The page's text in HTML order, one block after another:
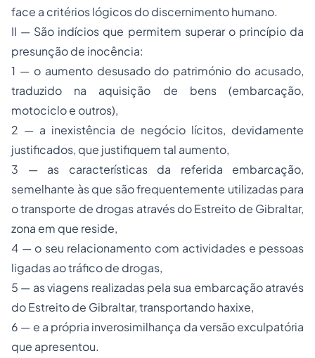
face a critérios lógicos do discernimento humano.
II — São indícios que permitem superar o princípio da
presunção de inocência:
1 — o aumento desusado do património do acusado,
traduzido na aquisição de bens (embarcação,
motociclo e outros),
2 — a inexistência de negócio lícitos, devidamente
justificados, que justifiquem tal aumento,
3 — as características da referida embarcação,
semelhante às que são frequentemente utilizadas para
o transporte de drogas através do Estreito de Gibraltar,
zona em que reside,
4 — o seu relacionamento com actividades e pessoas
ligadas ao tráfico de drogas,
5 — as viagens realizadas pela sua embarcação através
do Estreito de Gibraltar, transportando haxixe,
6 — e a própria inverosimilhança da versão exculpatória
que apresentou.